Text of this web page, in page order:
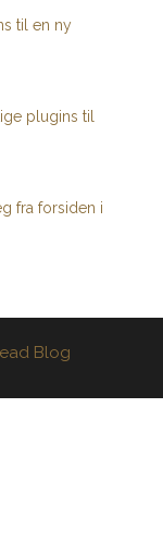
til en ny
plugins til
fra forsiden i
Blog